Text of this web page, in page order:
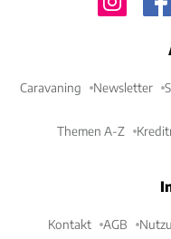
Caravaning Newsletter
Themen A-Z
Kontakt AGB